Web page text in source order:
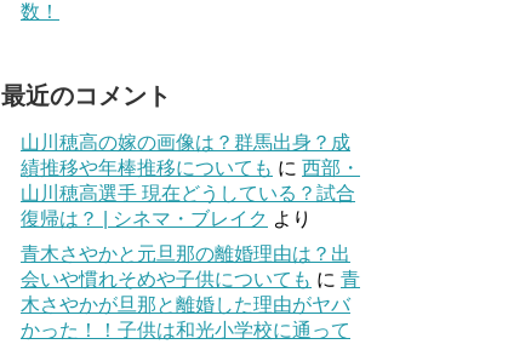
数！
最近のコメント
山川穂高の嫁の画像は？群馬出身？成
績推移や年棒推移についても に 西部・
山川穂高選手 現在どうしている？試合
復帰は？ | シネマ・ブレイク より
青木さやかと元旦那の離婚理由は？出
会いや慣れそめや子供についても に 青
木さやかが旦那と離婚した理由がヤバ
かった！！子供は和光小学校に通って